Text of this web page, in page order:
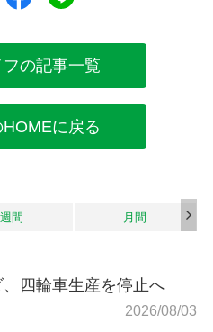
の記事一覧
に戻る
週間 月間
、四輪車生産を停止へ
2026/08/03